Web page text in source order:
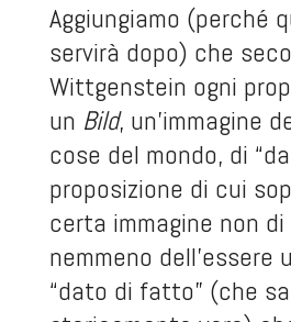
Aggiungiamo (perché
servirà dopo) che
Wittgenstein ogni
un Bild, un’immagine
cose del mondo, di
proposizione di cui
certa immagine non di
nemmeno dell’essere
“dato di fatto” (che